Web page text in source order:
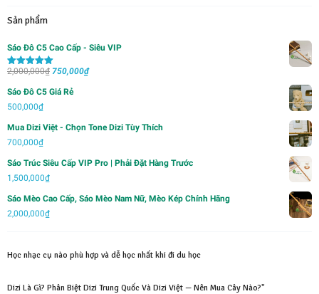
Sản phẩm
Sáo Đô C5 Cao Cấp - Siêu VIP
Được xếp
sao
2,000,000₫ Giá
750,000₫Giá
750,000₫.
Sáo Đô C5 Giá Rẻ
500,000₫
Mua Dizi Việt - Chọn Tone Dizi Tùy Thích
700,000₫
Sáo Trúc Siêu Cấp VIP Pro | Phải Đặt Hàng Trước
1,500,000₫
Sáo Mèo Cao Cấp, Sáo Mèo Nam Nữ, Mèo Kép Chính Hãng
2,000,000₫
Học nhạc cụ nào phù hợp và dễ học nhất khi đi du học
Dizi Là Gì? Phân Biệt Dizi Trung Quốc Và Dizi Việt — Nên Mua Cây Nào?"